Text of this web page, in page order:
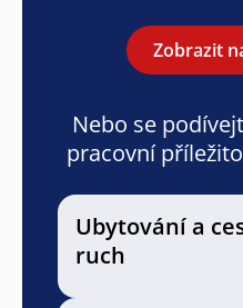
Zobrazit
Nebo se
pracovní
Ubytování a
ruch